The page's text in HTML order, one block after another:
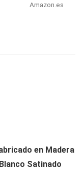
Amazon.es
en Madera
Satinado